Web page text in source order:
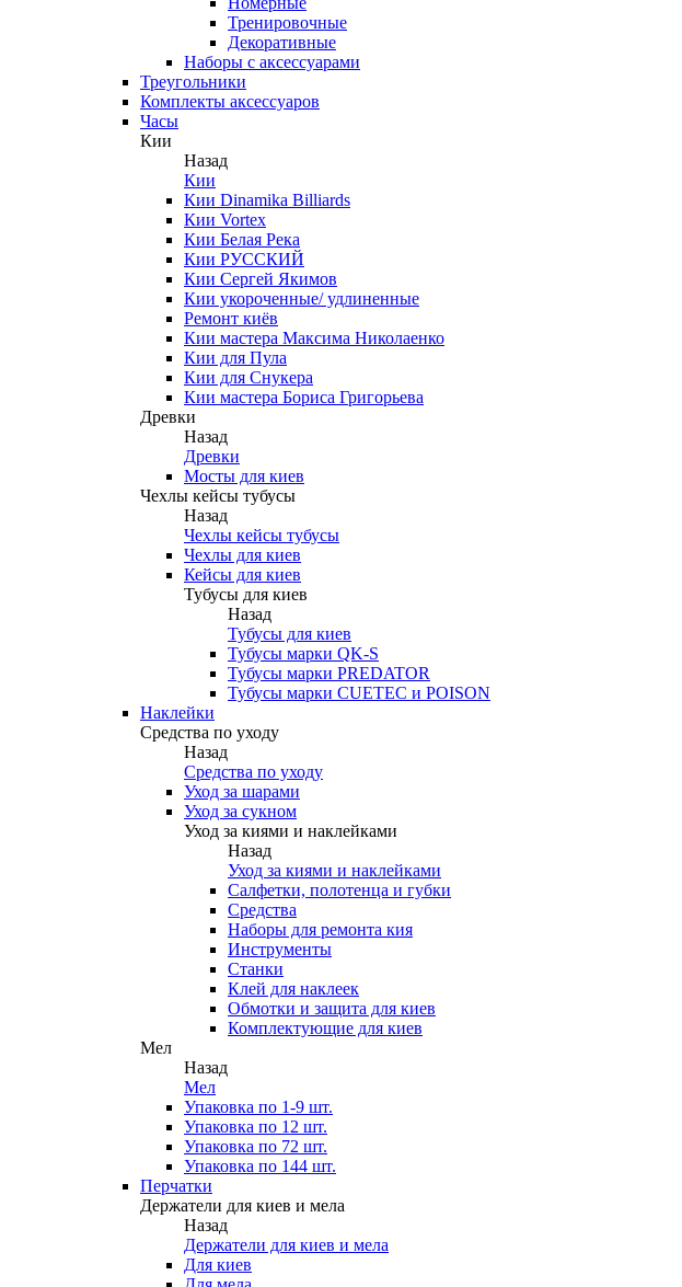
Тренировочные
Декоративные
Наборы с аксессуарами
Треугольники
Комплекты аксессуаров
Часы
Кии
Назад
Кии
Кии Dinamika Billiards
Кии Vortex
Кии Белая Река
Кии РУССКИЙ
Кии Сергей Якимов
Кии укороченные/ удлиненные
Ремонт киёв
Кии мастера Максима Николаенко
Кии для Пула
Кии для Снукера
Кии мастера Бориса Григорьева
Древки
Назад
Древки
Мосты для киев
Чехлы кейсы тубусы
Назад
Чехлы кейсы тубусы
Чехлы для киев
Кейсы для киев
Тубусы для киев
Назад
Тубусы для киев
Тубусы марки QK-S
Тубусы марки PREDATOR
Тубусы марки CUETEC и POISON
Наклейки
Средства по уходу
Назад
Средства по уходу
Уход за шарами
Уход за сукном
Уход за киями и наклейками
Назад
Уход за киями и наклейками
Салфетки, полотенца и губки
Средства
Наборы для ремонта кия
Инструменты
Станки
Клей для наклеек
Обмотки и защита для киев
Комплектующие для киев
Мел
Назад
Мел
Упаковка по 1-9 шт.
Упаковка по 12 шт.
Упаковка по 72 шт.
Упаковка по 144 шт.
Перчатки
Держатели для киев и мела
Назад
Держатели для киев и мела
Для киев